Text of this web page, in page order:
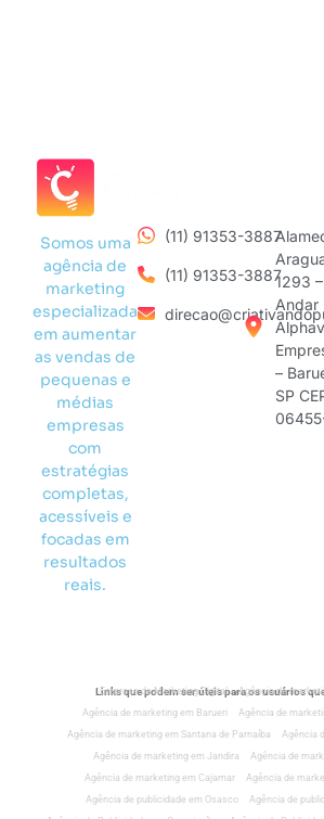
Somos uma
agência de
marketing
especializada
em aumentar
as vendas de
pequenas e
médias
empresas
com
estratégias
completas,
acessíveis e
focadas em
resultados
reais.
(11) 91353-3887
(11) 91353-38871293
Andar
–
SP
Links que podem ser úteis para os usuários
Empresa de Marketing Digital
Agência de
Agência de marketing em Barueri
Agência de
Agência de marketing em Santana de Parnaíba
Agência
Agência de marketing em Jandira
Agência de
Agência de marketing em Cajamar
Agência de
Agência de publicidade em Osasco
Agência de